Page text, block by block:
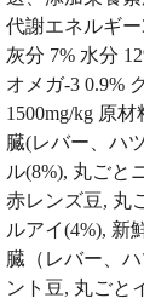
代謝エネルギー
灰分 7% 水分
オメガ-3 0.9%
1500mg/kg 原
臓(レバー、ハ
ル(8%), 丸ごと
赤レンズ豆, 丸
ルアイ(4%), 新
臓（レバー、
ント豆, 丸ごと